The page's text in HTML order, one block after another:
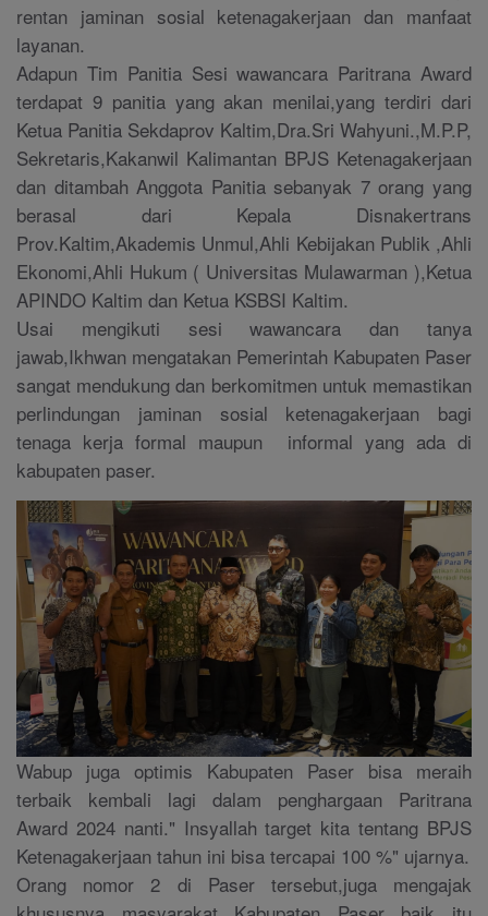
rentan jaminan sosial ketenagakerjaan dan manfaat
layanan.
Adapun Tim Panitia Sesi wawancara Paritrana Award
terdapat 9 panitia yang akan menilai,yang terdiri dari
Ketua Panitia Sekdaprov Kaltim,Dra.Sri Wahyuni.,M.P.P,
Sekretaris,Kakanwil Kalimantan BPJS Ketenagakerjaan
dan ditambah Anggota Panitia sebanyak 7 orang yang
berasal dari Kepala Disnakertrans
Prov.Kaltim,Akademis Unmul,Ahli Kebijakan Publik ,Ahli
Ekonomi,Ahli Hukum ( Universitas Mulawarman ),Ketua
APINDO Kaltim dan Ketua KSBSI Kaltim.
Usai mengikuti sesi wawancara dan tanya
jawab,Ikhwan mengatakan Pemerintah Kabupaten Paser
sangat mendukung dan berkomitmen untuk memastikan
perlindungan jaminan sosial ketenagakerjaan bagi
tenaga kerja formal maupun informal yang ada di
kabupaten paser.
Wabup juga optimis Kabupaten Paser bisa meraih
terbaik kembali lagi dalam penghargaan Paritrana
Award 2024 nanti." Insyallah target kita tentang BPJS
Ketenagakerjaan tahun ini bisa tercapai 100 %" ujarnya.
Orang nomor 2 di Paser tersebut,juga mengajak